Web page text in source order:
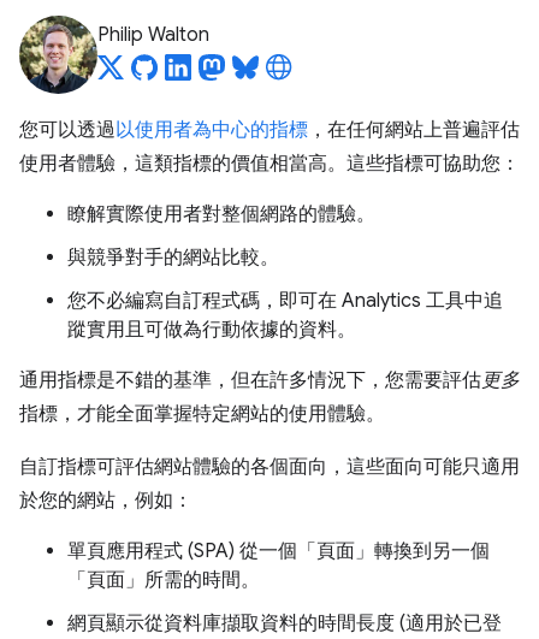
Philip Walton
您可以透過以使用者為中心的指標 ，在任何網站上普遍評估
使用者體驗，這類指標的價值相當高。這些指標可協助您：
瞭解實際使用者對整個網路的體驗。
與競爭對手的網站比較。
您不必編寫自訂程式碼，即可在 Analytics 工具中追
蹤實用且可做為行動依據的資料。
通用指標是不錯的基準，但在許多情況下，您需要評估更多
指標，才能全面掌握特定網站的使用體驗。
自訂指標可評估網站體驗的各個面向，這些面向可能只適用
於您的網站，例如：
單頁應用程式 (SPA) 從一個「頁面」轉換到另一個
「頁面」所需的時間。
網頁顯示從資料庫擷取資料的時間長度 (適用於已登